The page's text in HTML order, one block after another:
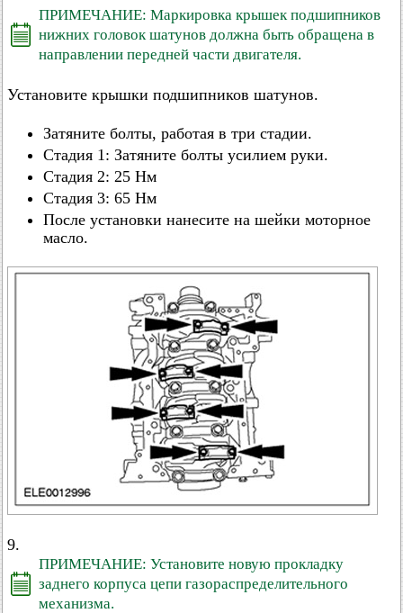
ПРИМЕЧАНИЕ: Маркировка крышек подшипников
нижних головок шатунов должна быть обращена в
направлении передней части двигателя.
Установите крышки подшипников шатунов.
Затяните болты, работая в три стадии.
Стадия 1: Затяните болты усилием руки.
Стадия 2: 25 Нм
Стадия 3: 65 Нм
После установки нанесите на шейки моторное
масло.
9.
ПРИМЕЧАНИЕ: Установите новую прокладку
заднего корпуса цепи газораспределительного
механизма.